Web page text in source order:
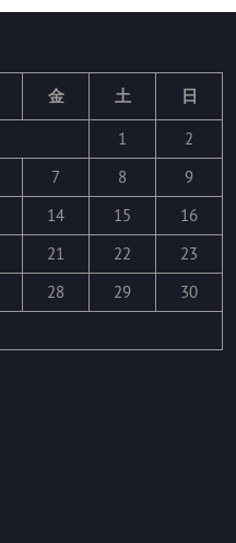
金 土 日
1
2
7 8
9
14 15
16
21 22
23
28 29
30